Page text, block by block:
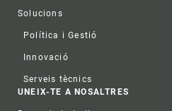
Solucions
Política i Gestió
Innovació
Serveis tècnics
UNEIX-TE A NOSALTRES